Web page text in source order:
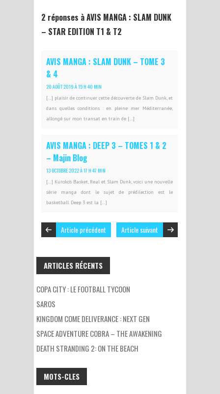
2 réponses à AVIS MANGA : SLAM DUNK
– STAR EDITION T1 & T2
AVIS MANGA : SLAM DUNK – TOME 3
& 4
20 AOÛT 2019 À 15 H 40 MIN
[…] plaisir de continuer cette découverte de Slam Dunk, et
dans quelles conditions : en pleine mer Méditerranée,
allongé sur mon transat en train de […]
AVIS MANGA : DEEP 3 – TOMES 1 & 2
– Majin Blog
13 OCTOBRE 2022 À 17 H 47 MIN
[…] Kuroko’s Basket, Real et Slam Dunk, voici une nouvelle
série manga dont le sujet de prédilection est le
basketball. Deep 3 est la […]
Article précédent Article suivant
ARTICLES RÉCENTS
COPA CITY : LE FOOTBALL TYCOON
SAROS
KINGDOM COME DELIVERANCE : NEXT GEN
SPACE ADVENTURE COBRA – THE AWAKENING
DEATH STRANDING 2: ON THE BEACH
MOTS-CLES